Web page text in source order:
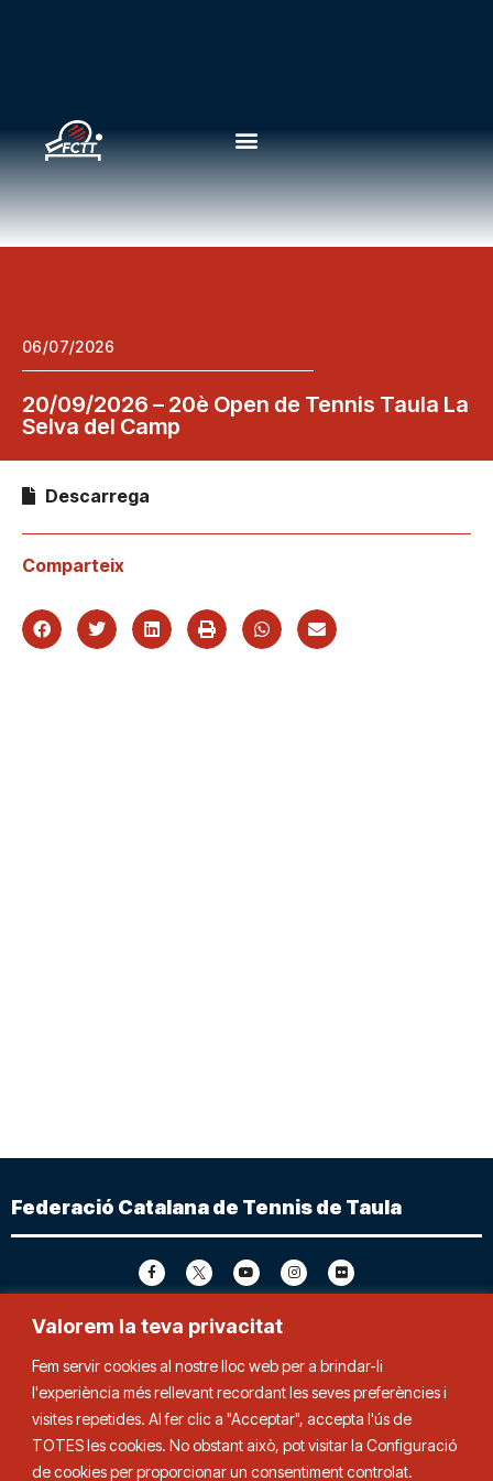
Valorem la teva privacitat
Fem servir cookies al nostre lloc web per a brindar-li
l'experiència més rellevant recordant les seves preferències i
visites repetides. Al fer clic a "Acceptar", accepta l'ús de
TOTES les cookies. No obstant això, pot visitar la Configuració
de cookies per proporcionar un consentiment controlat.
06/07/2026
20/09/2026 – 20è Open de Tennis Taula La
Selva del Camp
Descarrega
Comparteix
Federació Catalana de Tennis de Taula
Adreça
C. Duquessa d’Orleans, 29,
08034 Barcelona
Contacte
Tel.93 280 03 00
fctt@fctt.org